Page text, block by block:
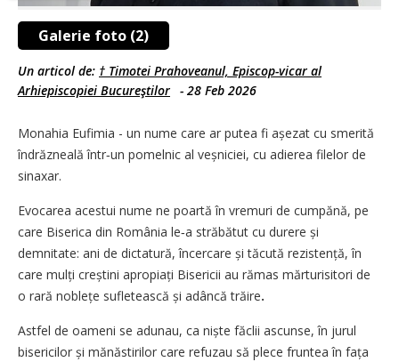
Galerie foto (2)
Un articol de: † Timotei Prahoveanul, Episcop-vicar al
Arhiepiscopiei Bucureştilor - 28 Feb 2026
Monahia Eufimia - un nume care ar putea fi așezat cu smerită
îndrăzneală într‑un pomelnic al veșniciei, cu adierea filelor de
sinaxar.
Evocarea acestui nume ne poartă în vremuri de cumpănă, pe
care Biserica din România le‑a străbătut cu durere și
demnitate: ani de dictatură, încercare și tăcută rezistență, în
care mulți creștini apropiați Bisericii au rămas mărturisitori de
o rară noblețe sufletească și adâncă trăire.
Astfel de oameni se adunau, ca niște făclii ascunse, în jurul
bisericilor și mănăstirilor care refuzau să plece fruntea în fața